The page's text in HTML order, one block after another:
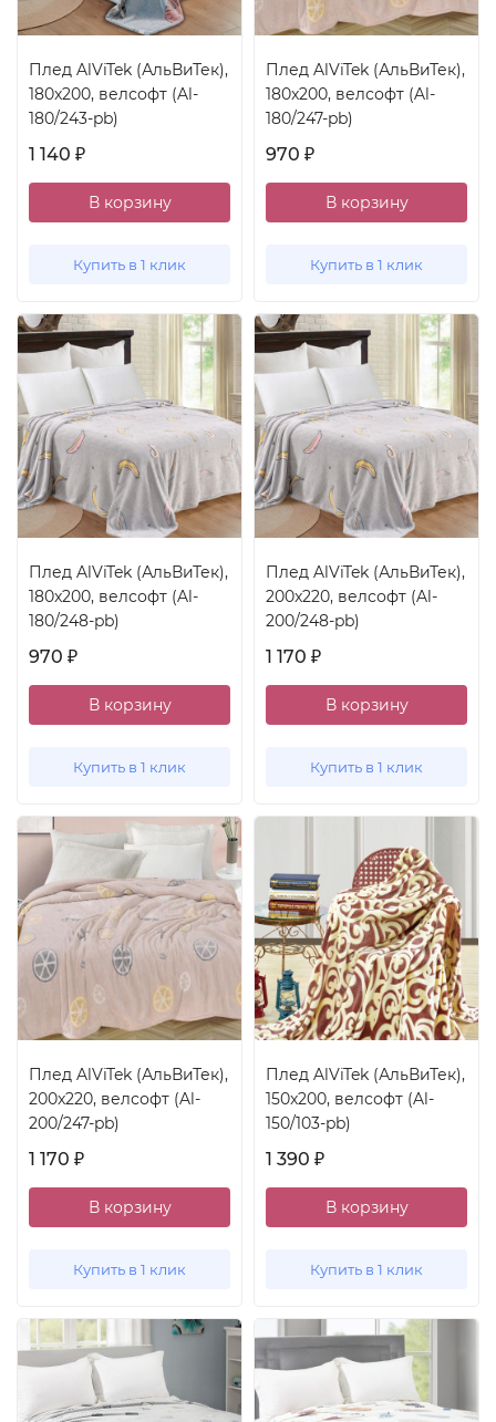
Плед AlViTek (АльВиТек),
180x200, велсофт (Al-
180/243-pb)
1 140 ₽
В корзину
Купить в 1 клик
Плед AlViTek (АльВиТек),
180x200, велсофт (Al-
180/247-pb)
970 ₽
В корзину
Купить в 1 клик
Плед AlViTek (АльВиТек),
180x200, велсофт (Al-
180/248-pb)
970 ₽
В корзину
Купить в 1 клик
Плед AlViTek (АльВиТек),
200x220, велсофт (Al-
200/248-pb)
1 170 ₽
В корзину
Купить в 1 клик
Плед AlViTek (АльВиТек),
200x220, велсофт (Al-
200/247-pb)
1 170 ₽
В корзину
Купить в 1 клик
Плед AlViTek (АльВиТек),
150x200, велсофт (Al-
150/103-pb)
1 390 ₽
В корзину
Купить в 1 клик